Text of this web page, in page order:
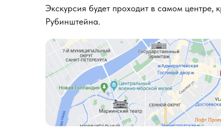
Экскурсия будет проходит в самом центре,
Рубинштейна.